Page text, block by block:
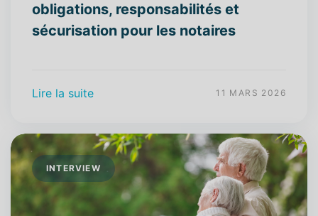
obligations, responsabilités et
sécurisation pour les notaires
Lire la suite 11 MARS 2026
INTERVIEW